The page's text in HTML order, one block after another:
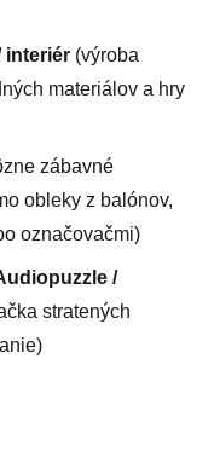
interiér (výroba
materiálov a hry
zábavné
obleky z balónov,
označovačmi)
/
stratených